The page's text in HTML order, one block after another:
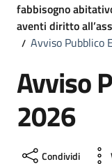
fabbisogno
aventi diritto
Avviso Pubblico
Avviso
2026
Condividi